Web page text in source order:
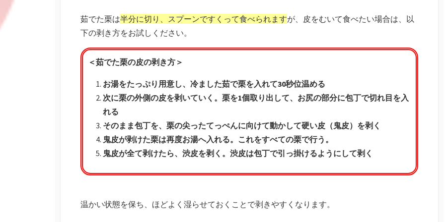
茹でた栗は半分に切り、スプーンですくって食べられますが、皮をむいて食べたい場合は、以
下の剥き方をお試しください。
＜茹でた栗の皮の剥き方＞
お湯をたっぷり用意し、冷ました茹で栗を入れて30秒位温める
次に栗の外側の皮を剥いていく。栗を1個取り出して、お尻の部分に包丁で切れ目を入
れる
そのまま包丁を、栗の尖ったてっぺんに向けて動かして硬い皮（鬼皮）を剥く
鬼皮が剥けた栗は再度お湯へ入れる。これをすべての栗で行う。
鬼皮が全て剥けたら、渋皮を剥く。渋皮は包丁で引っ掛けるようにして剥く
温かい状態を保ち、ほどよく湿らせておくことで剥きやすくなります。